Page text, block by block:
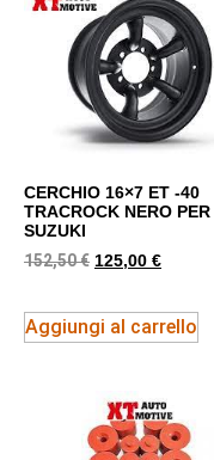
CERCHIO 16×7 ET -40
TRACROCK NERO PER
SUZUKI
152,50€ 125,00 €
Aggiungi al carrello